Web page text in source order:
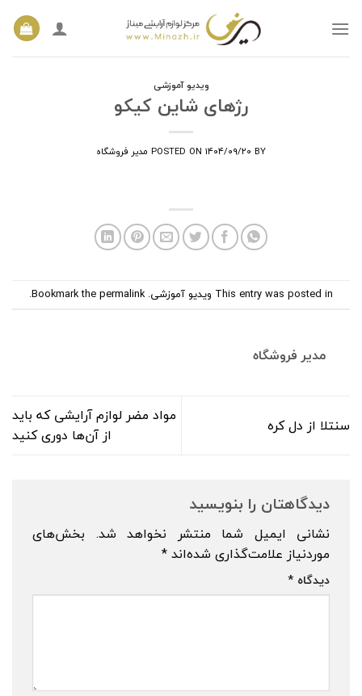
ویدیو آموزشی
رژهای شاین کیکو
POSTED ON ۱۴۰۴/۰۹/۲۰ BY مدیر فروشگاه
This entry was posted in ویدیو آموزشی. Bookmark the
permalink
.
مدیر فروشگاه
سنتلا از دل کره
مواد مضر لوازم آرایشی که باید
از آن‌ها دوری کنید
دیدگاهتان را بنویسید
نشانی ایمیل شما منتشر نخواهد شد. بخش‌های
موردنیاز علامت‌گذاری شده‌اند*
دیدگاه *